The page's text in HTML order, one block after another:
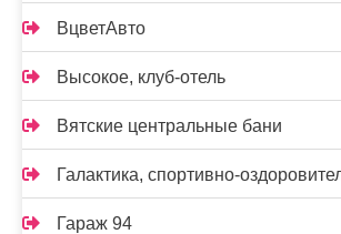
ВцветАвто
Высокое, клуб-отель
Вятские центральные бани
Галактика, спортивно-
Гараж 94